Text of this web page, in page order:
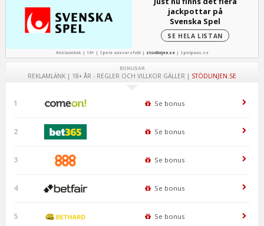
jackpottar på
Svenska Spel
SE HELA LISTAN
Reklamlänk | 18+ | Spela ansvarsfullt | stodlinjen.se| Spelpaus.se
BONUSAR
REKLAMLÄNK | 18+ ÅR - REGLER OCH VILLKOR GÄLLER | STÖDLINJEN.SE
1 Se bonus
2 Se bonus
3 Se bonus
4 Se bonus
5 Se bonus